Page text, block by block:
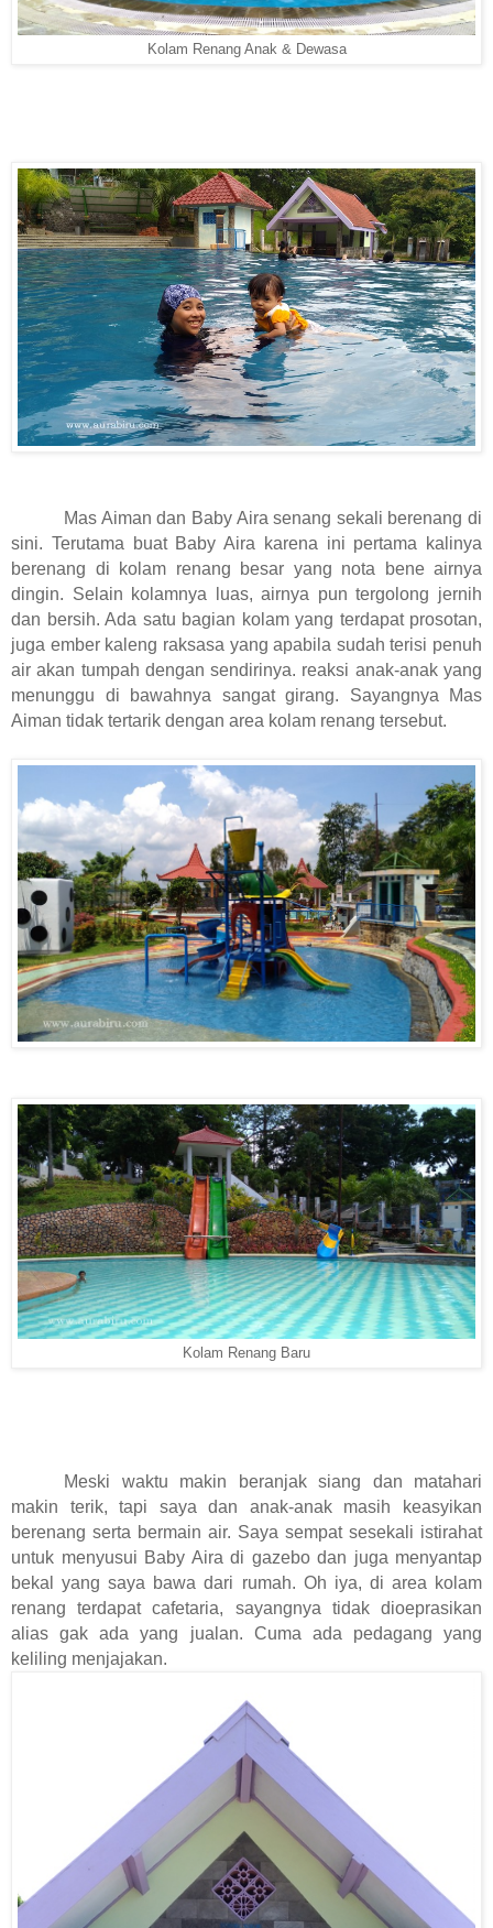
Kolam Renang Anak & Dewasa
Mas Aiman dan Baby Aira senang sekali berenang di
sini. Terutama buat Baby Aira karena ini pertama kalinya
berenang di kolam renang besar yang nota bene airnya
dingin. Selain kolamnya luas, airnya pun tergolong jernih
dan bersih. Ada satu bagian kolam yang terdapat prosotan,
juga ember kaleng raksasa yang apabila sudah terisi penuh
air akan tumpah dengan sendirinya. reaksi anak-anak yang
menunggu di bawahnya sangat girang. Sayangnya Mas
Aiman tidak tertarik dengan area kolam renang tersebut.
Kolam Renang Baru
Meski waktu makin beranjak siang dan matahari
makin terik, tapi saya dan anak-anak masih keasyikan
berenang serta bermain air. Saya sempat sesekali istirahat
untuk menyusui Baby Aira di gazebo dan juga menyantap
bekal yang saya bawa dari rumah. Oh iya, di area kolam
renang terdapat cafetaria, sayangnya tidak dioeprasikan
alias gak ada yang jualan. Cuma ada pedagang yang
keliling menjajakan.